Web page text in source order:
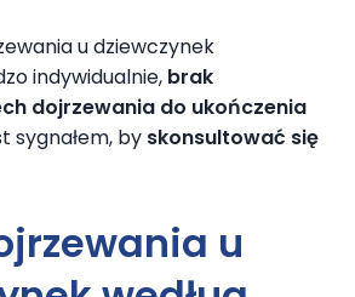
u dziewczynek
indywidualnie, brak
dojrzewania do ukończenia
sygnałem, by skonsultować się
u